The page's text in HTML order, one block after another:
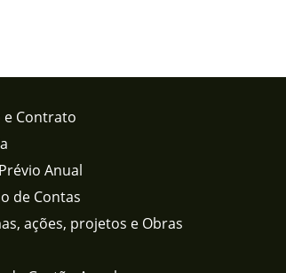
e Contrato
Anual
de Contas
ações, projetos e Obras